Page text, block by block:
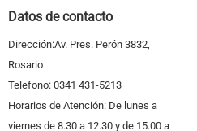
Datos de contacto
Dirección:Av. Pres. Perón 3832,
Rosario
Telefono: 0341 431-5213
Horarios de Atención: De lunes a
viernes de 8.30 a 12.30 y de 15.00 a